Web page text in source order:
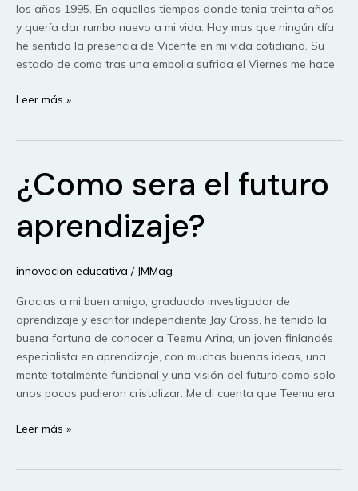
los años 1995. En aquellos tiempos donde tenia treinta años
y quería dar rumbo nuevo a mi vida. Hoy mas que ningún día
he sentido la presencia de Vicente en mi vida cotidiana. Su
estado de coma tras una embolia sufrida el Viernes me hace
Vicente
vida.
Leer más »
¿Como sera el futuro
aprendizaje?
innovacion educativa / JMMag
Gracias a mi buen amigo, graduado investigador de
aprendizaje y escritor independiente Jay Cross, he tenido la
buena fortuna de conocer a Teemu Arina, un joven finlandés
especialista en aprendizaje, con muchas buenas ideas, una
mente totalmente funcional y una visión del futuro como solo
unos pocos pudieron cristalizar. Me di cuenta que Teemu era
¿Como
Leer más »